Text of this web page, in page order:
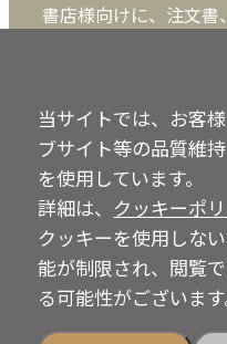
書店様向けに、注文書
書店
Copyright © IRH
当サイトでは、お客
ブサイト等の品質維
を使用しています。
詳細は、 クッキーポ
クッキーを使用しな
能が制限され、閲覧
る可能性がございます